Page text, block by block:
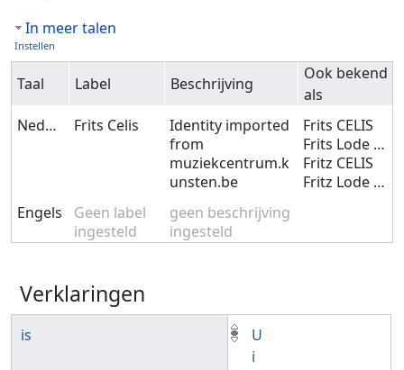
In meer talen
Instellen
Taal Label Beschrijving
Ook bekend
als
Nederlands
Frits Celis
Identity imported
from
muziekcentrum.k
unsten.be
Frits CELIS
Frits Lode CELIS
Fritz CELIS
Fritz Lode CELIS
Engels
Geen label
ingesteld
geen beschrijving
ingesteld
Verklaringen
is
U
i